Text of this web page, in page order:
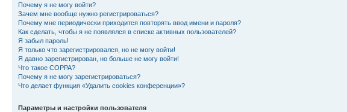
Почему я не могу войти?
Зачем мне вообще нужно регистрироваться?
Почему мне периодически приходится повторять ввод имени и пароля?
Как сделать, чтобы я не появлялся в списке активных пользователей?
Я забыл пароль!
Я только что зарегистрировался, но не могу войти!
Я давно зарегистрирован, но больше не могу войти!
Что такое COPPA?
Почему я не могу зарегистрироваться?
Что делает функция «Удалить cookies конференции»?
Параметры и настройки пользователя